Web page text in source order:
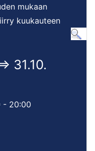
mukaan
kuukauteen
31.10.
- 20:00